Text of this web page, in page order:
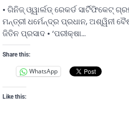
• ଗିନିଜ୍ ଓ୍ୱାର୍ଲଡ୍ ରେକର୍ଡ ସାର୍ଟିଫିକେଟ୍
ମନ୍ତ୍ରୀ ଧର୍ମେନ୍ଦ୍ର ପ୍ରଧାନ, ଅଶ୍ୱିନୀ
ଜିତିନ ପ୍ରସାଦ • ‘ପରୀକ୍ଷା…
Share this:
WhatsApp
Like this: